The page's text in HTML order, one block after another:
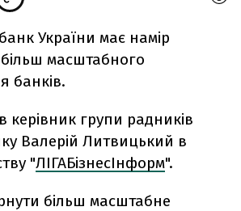
України має намір
масштабного
банків.
керівник групи радників
Валерій Литвицький в
"ЛІГАБізнесІнформ".
більш масштабне